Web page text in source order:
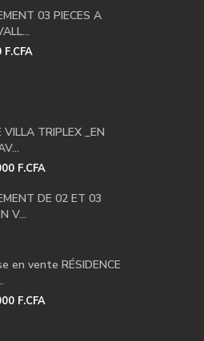
03 PIECES A
VILLA TRIPLEX _EN
F.CFA
DE 02 ET 03
V...
en vente RÉSIDENCE
F.CFA